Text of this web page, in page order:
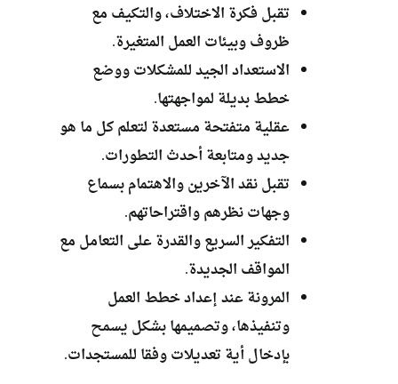
تقبل فكرة الاختلاف، والتكيف مع
ظروف وبيئات العمل المتغيرة.
الاستعداد الجيد للمشكلات ووضع
خطط بديلة لمواجهتها.
عقلية متفتحة مستعدة لتعلم كل ما هو
جديد ومتابعة أحدث التطورات.
تقبل نقد الآخرين والاهتمام بسماع
وجهات نظرهم واقتراحاتهم.
التفكير السريع والقدرة على التعامل مع
المواقف الجديدة.
المرونة عند إعداد خطط العمل
وتنفيذها، وتصميمها بشكل يسمح
بإدخال أية تعديلات وفقا للمستجدات.